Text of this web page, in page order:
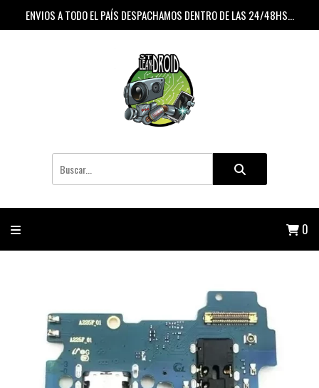
ENVIOS A TODO EL PAÍS DESPACHAMOS DENTRO DE LAS 24/48HS...
0